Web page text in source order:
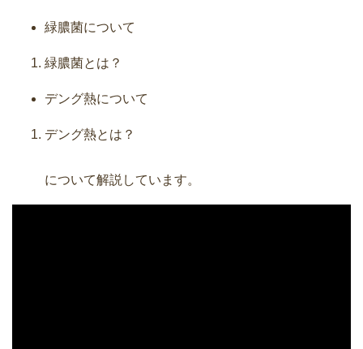
緑膿菌について
緑膿菌とは？
デング熱について
デング熱とは？
について解説しています。